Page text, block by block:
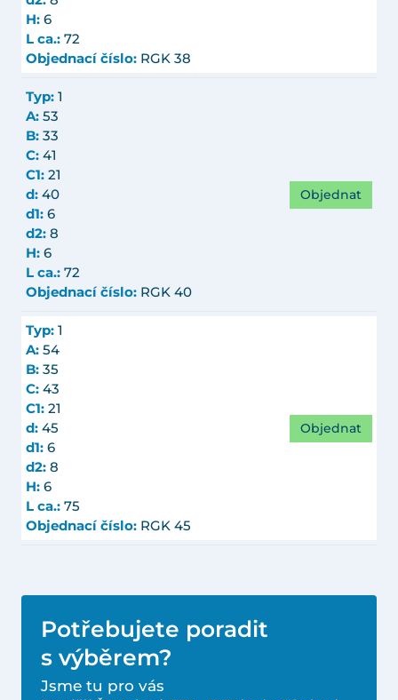
H: 6
L ca.: 72
Objednací číslo: RGK 38
Typ: 1
A: 53
B: 33
C: 41
C1: 21
d: 40
d1: 6
d2: 8
H: 6
L ca.: 72
Objednací číslo: RGK 40
Objednat
Typ: 1
A: 54
B: 35
C: 43
C1: 21
d: 45
d1: 6
d2: 8
H: 6
L ca.: 75
Objednací číslo: RGK 45
Objednat
Potřebujete poradit
s výběrem?
Jsme tu pro vás